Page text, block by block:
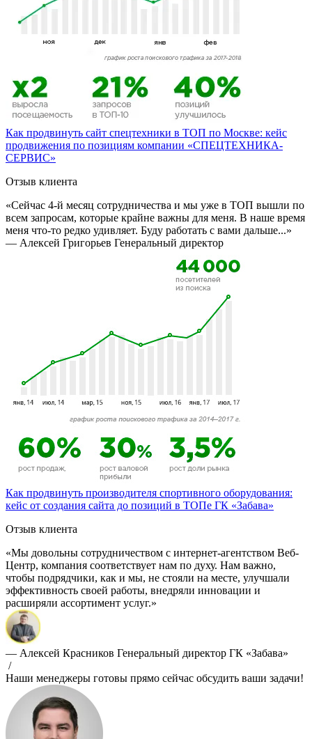
Как продвинуть сайт спецтехники в ТОП по Москве: кейс
продвижения по позициям компании «СПЕЦТЕХНИКА-
СЕРВИС»
Отзыв клиента
«Сейчас 4-й месяц сотрудничества и мы уже в ТОП вышли по
всем запросам, которые крайне важны для меня. В наше время
меня что-то редко удивляет. Буду работать с вами дальше...»
— Алексей Григорьев Генеральный директор
Как продвинуть производителя спортивного оборудования:
кейс от создания сайта до позиций в ТОПе ГК «Забава»
Отзыв клиента
«Мы довольны сотрудничеством с интернет-агентством Веб-
Центр, компания соответствует нам по духу. Нам важно,
чтобы подрядчики, как и мы, не стояли на месте, улучшали
эффективность своей работы, внедряли инновации и
расширяли ассортимент услуг.»
— Алексей Красников Генеральный директор ГК «Забава»
/
Наши менеджеры готовы прямо сейчас обсудить ваши задачи!